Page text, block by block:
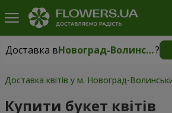
Доставка в Новоград-Волинський?
Доставка вНовоград-Волинський
Доставка квітів у м. Новоград-
Купити букет квітів